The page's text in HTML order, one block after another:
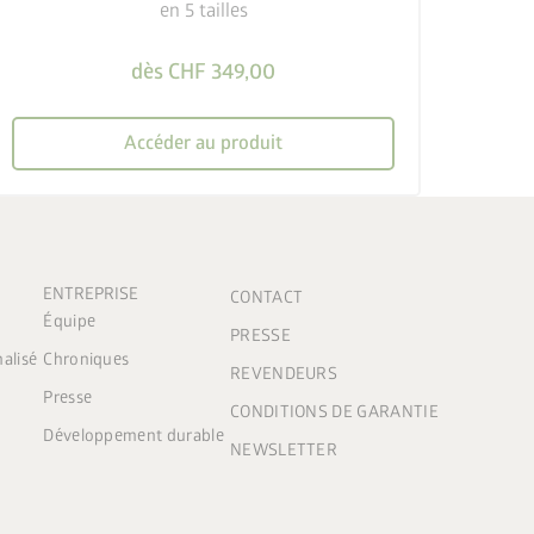
en 5 tailles
dès CHF 349,00
Accéder au produit
ENTREPRISE
Équipe
Chroniques
Presse
Développement durable
CONTACT
PRESSE
REVENDEURS
CONDITIONS DE GARANTIE
NEWSLETTER